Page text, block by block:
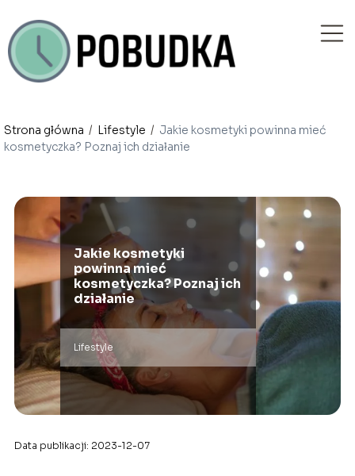
Strona główna / Lifestyle / Jakie kosmetyki powinna mieć
kosmetyczka? Poznaj ich działanie
Jakie kosmetyki
powinna mieć
kosmetyczka? Poznaj ich
działanie
Lifestyle
Data publikacji: 2023-12-07